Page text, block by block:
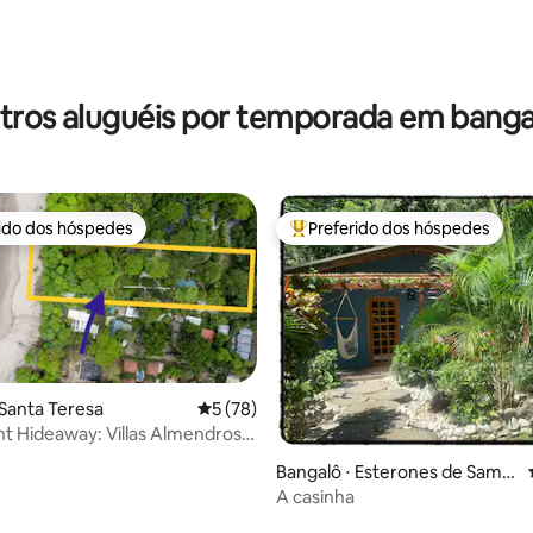
de 5, 19 avaliações
aluguéis por temporada em
preferidos dos hóspedes
dos hóspedes
Teresa 5 de uma avaliação média de 5, 78
5 (78)
Hideaway: Villas Almendros -
Entre os melhores preferidos
Preferido dos hóspedes
Bangalô ⋅ Esterones de Samar
a
A casinha